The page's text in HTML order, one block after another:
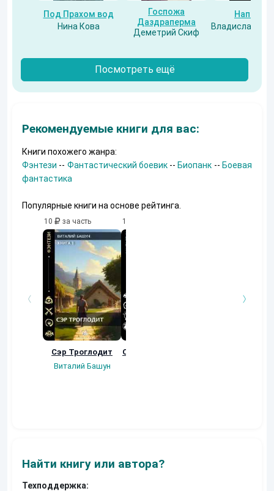
Под Прахом вод
Нина Кова
Госпожа
Даздраперма
Деметрий Скиф
Напарник
Владислав
Посмотреть ещё
Рекомендуемые книги для вас:
Книги похожего жанра:
Фэнтези -- Фантастический боевик-- Биопанк -- Боевая
фантастика
Популярные книги на основе рейтинга.
10 за часть
Сэр Троглодит
Виталий Башун
10
Осколки прошлого
Найти книгу или автора?
Техподдержка: